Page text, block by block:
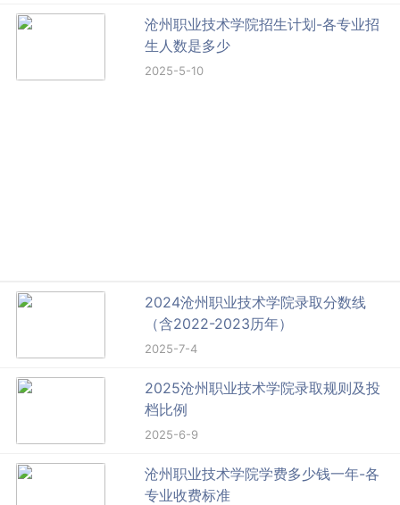
沧州职业技术学院招生计划-各专业招
生人数是多少
2025-5-10
2024沧州职业技术学院录取分数线
（含2022-2023历年）
2025-7-4
2025沧州职业技术学院录取规则及投
档比例
2025-6-9
沧州职业技术学院学费多少钱一年-各
专业收费标准